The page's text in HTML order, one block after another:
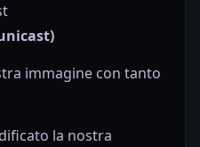
immagine con tanto
la nostra